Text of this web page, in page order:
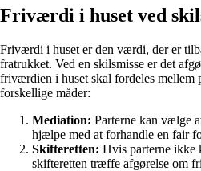
Friværdi i huset ved
Friværdi i huset er den værdi, der er
fratrukket. Ved en skilsmisse er det
friværdien i huset skal fordeles mellem
forskellige måder:
Mediation: Parterne kan vælge
hjælpe med at forhandle en fair
Skifteretten: Hvis parterne ikke
skifteretten træffe afgørelse om